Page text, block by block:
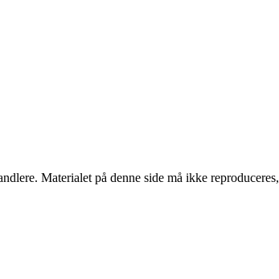
Materialet på denne side må ikke reproduceres,